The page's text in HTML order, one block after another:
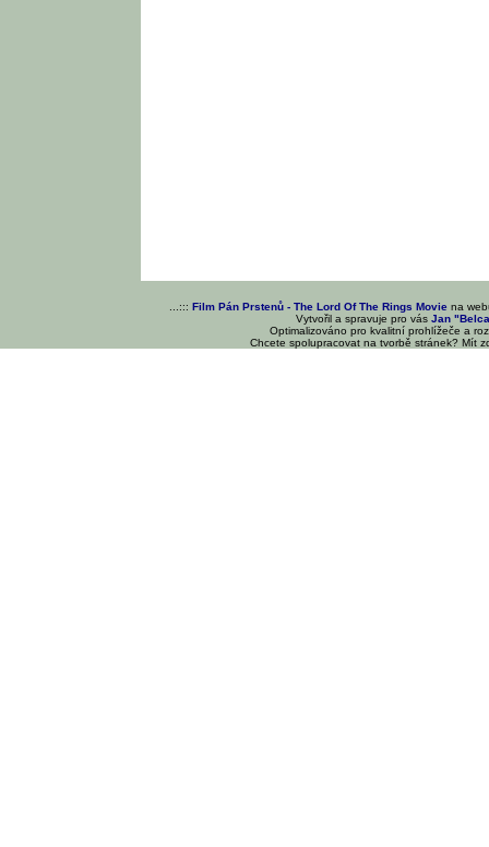
...::: Film Pán Prstenů - The Lord Of The Rings Movie na
Vytvořil a spravuje pro vásJan
Optimalizováno pro kvalitní prohlížeče a
Chcete spolupracovat na tvorbě stránek? Mít